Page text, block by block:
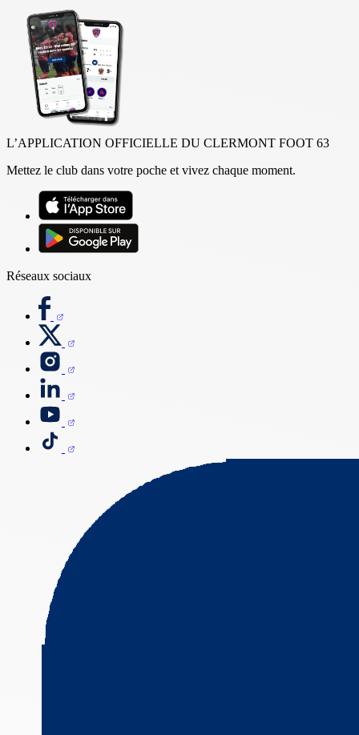
L’APPLICATION OFFICIELLE DU CLERMONT FOOT 63
Mettez le club dans votre poche et vivez chaque moment.
Réseaux sociaux